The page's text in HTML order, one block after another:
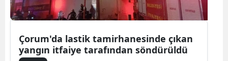
Çorum'da lastik tamirhanesinde çıkan
yangın itfaiye tarafından söndürüldü